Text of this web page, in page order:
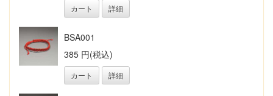
カート 詳細
BSA001
385 円(税込)
カート 詳細